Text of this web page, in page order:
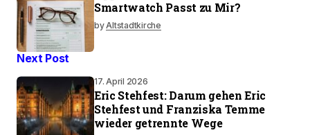
Smartwatch Passt zu Mir?
byAltstadtkirche
Next Post
17. April 2026
Eric Stehfest: Darum gehen Eric
Stehfest und Franziska Temme
wieder getrennte Wege